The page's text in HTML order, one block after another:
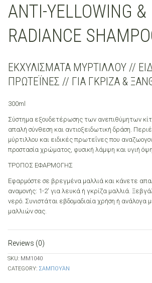
ANTI-YELLOWING &
RADIANCE
ΕΚΧΥΛΙΣΜΑΤΑ ΜΥΡΤΙΛΛΟΥ //
ΠΡΩΤΕΪΝΕΣ // ΓΙΑ ΓΚΡΙΖΑ &
300ml
Σύστημα εξουδετέρωσης των ανεπιθύμητων
απαλή σύνθεση και αντιοξειδωτική δράση.
μύρτιλλου και ειδικές πρωτεΐνες που
προστασία χρώματος, φυσική λάμψη και υγιή όψη.
ΤΡΟΠΟΣ ΕΦΑΡΜΟΓΗΣ
Εφαρμόστε σε βρεγμένα μαλλιά και κάνετε
αναμονής: 1-2′ για λευκά ή γκρίζα μαλλιά.
νερό. Συνιστάται εβδομαδιαία χρήση ή ανάλογα
μαλλιών σας.
Reviews (0)
SKU: ΜΜ1040
CATEGORY: ΣΑΜΠΟΥΆΝ